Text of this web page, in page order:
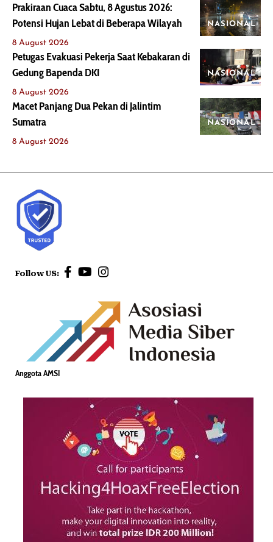
NASIONAL
Prakiraan Cuaca Sabtu, 8 Agustus 2026:
Potensi Hujan Lebat di Beberapa Wilayah
8 August 2026
NASIONAL
Petugas Evakuasi Pekerja Saat Kebakaran di
Gedung Bapenda DKI
8 August 2026
NASIONAL
Macet Panjang Dua Pekan di Jalintim
Sumatra
8 August 2026
Follow US:
Anggota AMSI